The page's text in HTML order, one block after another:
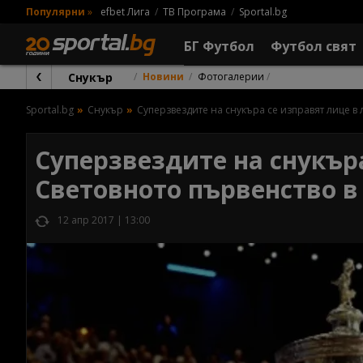
Популярни » efbet Лига ТВ Програма Sportal.bg
БГ Футбол Футбол свят
Снукър Новини Фотогалерии
Sportal.bg Снукър Суперзвездите на снукъра се изправят лице
Суперзвездите на
Световното първенство
12 апр 2017 | 13:00